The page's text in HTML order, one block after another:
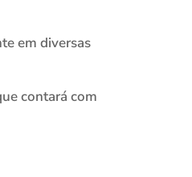
em diversas
contará com